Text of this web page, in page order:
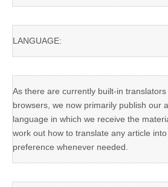
LANGUAGE:
As there are currently built-in
browsers, we now primarily publish our
language in which we receive the
work out how to translate any article
preference whenever needed.